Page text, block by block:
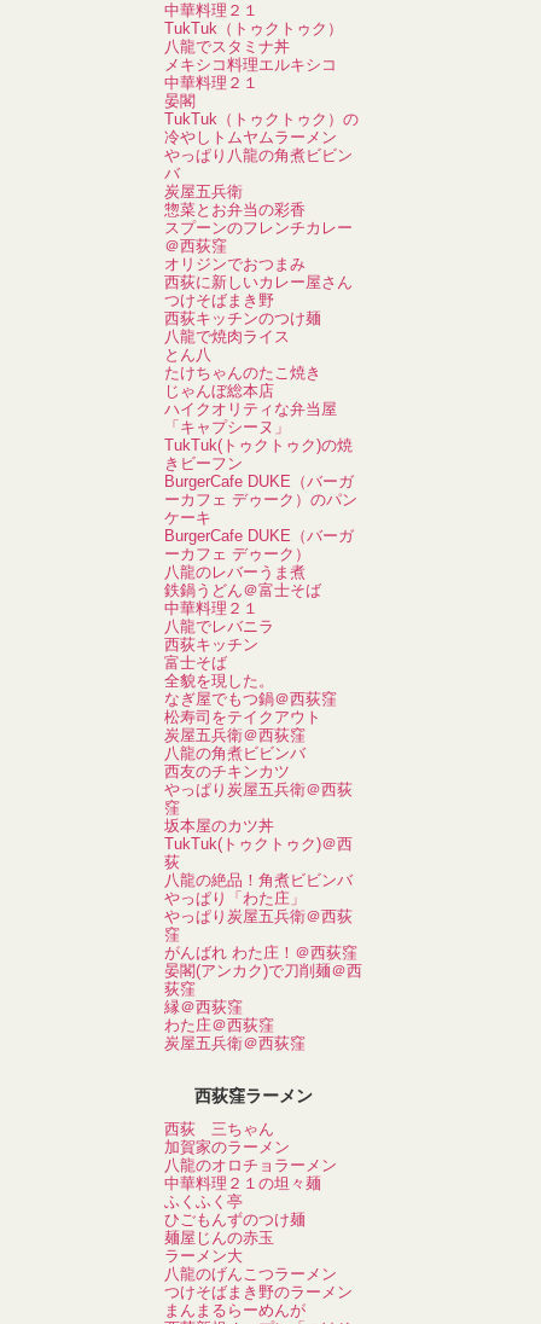
中華料理２１
TukTuk（トゥクトゥク）
八龍でスタミナ丼
メキシコ料理エルキシコ
中華料理２１
晏閣
TukTuk（トゥクトゥク）の
冷やしトムヤムラーメン
やっぱり八龍の角煮ビビン
バ
炭屋五兵衛
惣菜とお弁当の彩香
スプーンのフレンチカレー
＠西荻窪
オリジンでおつまみ
西荻に新しいカレー屋さん
つけそばまき野
西荻キッチンのつけ麺
八龍で焼肉ライス
とん八
たけちゃんのたこ焼き
じゃんぼ総本店
ハイクオリティな弁当屋
「キャプシーヌ」
TukTuk(トゥクトゥク)の焼
きビーフン
BurgerCafe DUKE（バーガ
ーカフェ デゥーク）のパン
ケーキ
BurgerCafe DUKE（バーガ
ーカフェ デゥーク）
八龍のレバーうま煮
鉄鍋うどん＠富士そば
中華料理２１
八龍でレバニラ
西荻キッチン
富士そば
全貌を現した。
なぎ屋でもつ鍋＠西荻窪
松寿司をテイクアウト
炭屋五兵衛＠西荻窪
八龍の角煮ビビンバ
西友のチキンカツ
やっぱり炭屋五兵衛＠西荻
窪
坂本屋のカツ丼
TukTuk(トゥクトゥク)＠西
荻
八龍の絶品！角煮ビビンバ
やっぱり「わた庄」
やっぱり炭屋五兵衛＠西荻
窪
がんばれ わた庄！＠西荻窪
晏閣(アンカク)で刀削麺＠西
荻窪
縁＠西荻窪
わた庄＠西荻窪
炭屋五兵衛＠西荻窪
西荻窪ラーメン
西荻 三ちゃん
加賀家のラーメン
八龍のオロチョラーメン
中華料理２１の坦々麺
ふくふく亭
ひごもんずのつけ麺
麺屋じんの赤玉
ラーメン大
八龍のげんこつラーメン
つけそばまき野のラーメン
まんまるらーめんが